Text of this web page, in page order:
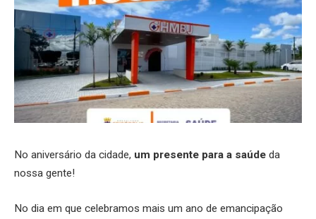
No aniversário da cidade, um presente para a saúde da
nossa gente!
No dia em que celebramos mais um ano de emancipação